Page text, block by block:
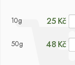
10g 25 Kč
50g 48 Kč